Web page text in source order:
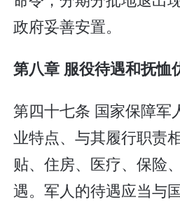
政府妥善安置。
第八章 服役待遇和抚恤
第四十七条 国家保障军
业特点、与其履行职责
贴、住房、医疗、保险
遇。军人的待遇应当与